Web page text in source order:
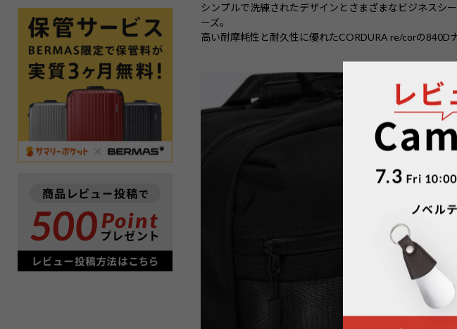
シンプルで洗練されたデザインとさまざまなビジネスシ
ーズ。
高い耐摩耗性と耐久性に優れたCORDURA re/corの840D